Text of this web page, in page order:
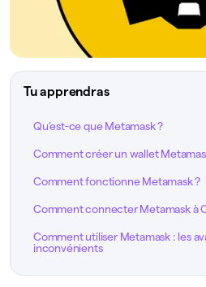
Tu apprendras
Qu’est-ce que Metamask ?
Comment créer un wallet
Comment fonctionne Metamask ?
Comment connecter Metamask à
Comment utiliser Metamask : les
inconvénients